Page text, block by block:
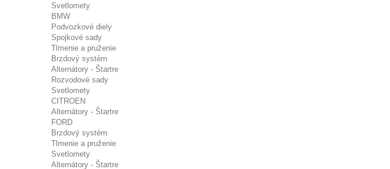
Svetlomety
BMW
Podvozkové diely
Spojkové sady
Tlmenie a pruženie
Brzdový systém
Alternátory - Štartre
Rozvodové sady
Svetlomety
CITROEN
Alternátory - Štartre
FORD
Brzdový systém
Tlmenie a pruženie
Svetlomety
Alternátory - Štartre